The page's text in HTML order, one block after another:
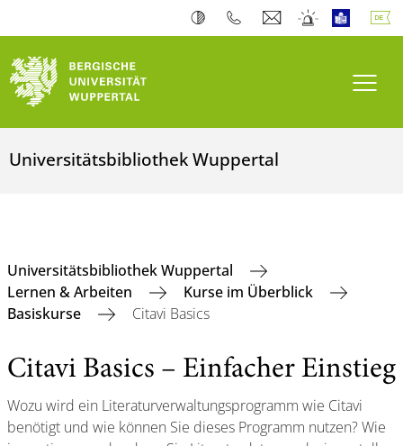
Universitätsbibliothek Wuppertal
Universitätsbibliothek Wuppertal
Lernen & Arbeiten
Kurse im Überblick
Basiskurse
Citavi Basics
Citavi Basics – Einfacher Einstieg
Wozu wird ein Literaturverwaltungsprogramm wie Citavi
benötigt und wie können Sie dieses Programm nutzen? Wie